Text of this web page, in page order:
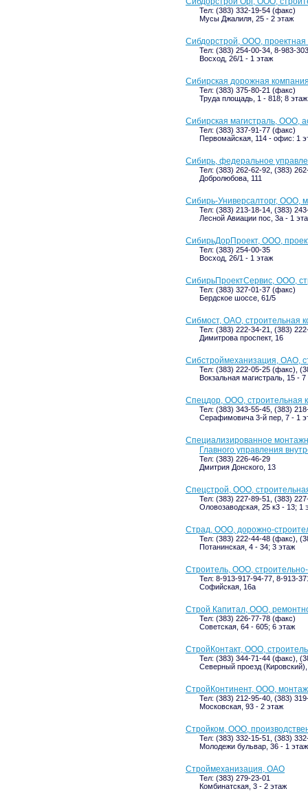
Тел: (383) 332-19-54 (факс)
Мусы Джалиля, 25 - 2 этаж
Сибдорстрой, ООО, проектная
Тел: (383) 254-00-34, 8-983-
Восход, 26/1 - 1 этаж
Сибирская дорожная
Тел: (383) 375-80-21 (факс)
Труда площадь, 1 - 818; 8 этаж
Сибирская магистраль, ООО,
Тел: (383) 337-91-77 (факс)
Первомайская, 114 - офис: 1
Сибирь, федеральное
Тел: (383) 262-62-92, (383)
Добролюбова, 111
Сибирь-Универсалторг, ООО,
Тел: (383) 213-18-14, (383)
Лесной Авиации пос, 3а - 1
СибирьДорПроект, ООО,
Тел: (383) 254-00-35
Восход, 26/1 - 1 этаж
СибирьПроектСервис, ООО,
Тел: (383) 327-01-37 (факс)
Бердское шоссе, 61/5
Сибмост, ОАО, строительная
Тел: (383) 222-34-21, (383)
Димитрова проспект, 16
Сибстроймеханизация, ОАО,
Тел: (383) 222-05-25 (факс),
Вокзальная магистраль, 15 - 7
Спецдор, ООО, строительная
Тел: (383) 343-55-45, (383)
Серафимовича 3-й пер, 7 - 1
Специализированное
Главного управления
Тел: (383) 226-46-29
Дмитрия Донского, 13
Спецстрой, ООО,
Тел: (383) 227-89-51, (383)
Оловозаводская, 25 к3 - 13; 1
Страд, ООО, дорожно-
Тел: (383) 222-44-48 (факс),
Потанинская, 4 - 34; 3 этаж
Строитель, ООО,
Тел: 8-913-917-94-77, 8-913-
Софийская, 16а
Строй Капитал, ООО,
Тел: (383) 226-77-78 (факс)
Советская, 64 - 605; 6 этаж
СтройКонтакт, ООО,
Тел: (383) 344-71-44 (факс),
Северный проезд
СтройКонтинент, ООО,
Тел: (383) 212-95-40, (383)
Московская, 93 - 2 этаж
Стройком, ООО,
Тел: (383) 332-15-51, (383)
Молодежи бульвар, 36 - 1 этаж
Строймеханизация, ОАО
Тел: (383) 279-23-01
Комбинатская, 3 - 2 этаж